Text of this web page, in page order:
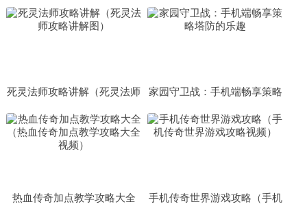
死灵法师攻略讲解（死灵法师
家园守卫战：手机端畅享策略
热血传奇加点教学攻略大全
手机传奇世界游戏攻略（手机